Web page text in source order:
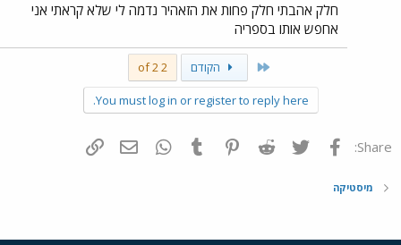
חלק אהבתי חלק פחות את הזאהיר נדמה לי שלא קראתי אני
אחפש אותו בספריה
First הקודם 2 of 2
You must log in or register to reply here.
Share: פייסבוק Twitter
Reddit
Pinterest
Tumblr
WhatsAppדואר אלקטרוני
מיסטיקה